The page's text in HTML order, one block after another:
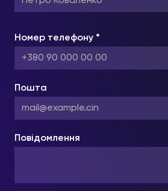
Номер телефону *
Пошта
Повідомлення